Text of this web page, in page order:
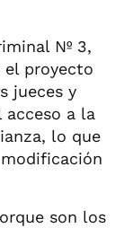
Nº 3,
el proyecto
jueces y
acceso a la
lo que
son los